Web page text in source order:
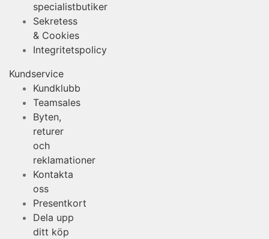
specialistbutiker
Sekretess
& Cookies
Integritetspolicy
Kundservice
Kundklubb
Teamsales
Byten,
returer
och
reklamationer
Kontakta
oss
Presentkort
Dela upp
ditt köp